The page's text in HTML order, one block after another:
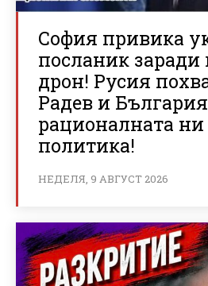
София привика
посланик заради
дрон! Русия
Радев и
рационалната
политика!
НЕДЕЛЯ, 9 АВГУСТ 2026